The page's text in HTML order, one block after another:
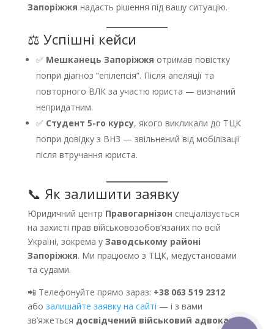
Запоріжжя надасть рішення під вашу ситуацію.
⚖️ Успішні кейси
✅ Мешканець Запоріжжя отримав повістку
попри діагноз “епілепсія”. Після апеляції та
повторного ВЛК за участю юриста — визнаний
непридатним.
✅ Студент 5-го курсу, якого викликали до ТЦК
попри довідку з ВНЗ — звільнений від мобілізації
після втручання юриста.
📞 Як залишити заявку
Юридичний центр Правогарнізон спеціалізується
на захисті прав військовозобов’язаних по всій
Україні, зокрема у Заводському районі
Запоріжжя. Ми працюємо з ТЦК, медустановами
та судами.
📲 Телефонуйте прямо зараз: +38 063 519 2312
або залишайте заявку на сайті — і з вами
зв’яжеться досвідчений військовий адвокат.